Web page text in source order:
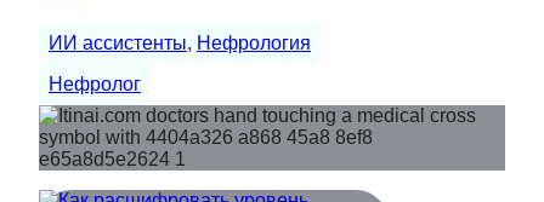
ИИ ассистенты, Нефрология
Нефролог